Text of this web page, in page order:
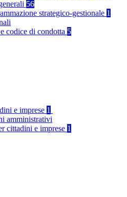
56
strategico-gestionale 1
codice di condotta 5
e imprese 1
amministrativi
cittadini e imprese 1